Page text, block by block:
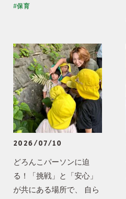
#保育
2026/07/10
どろんこパーソンに迫
る！「挑戦」と「安心」
が共にある場所で、 自ら